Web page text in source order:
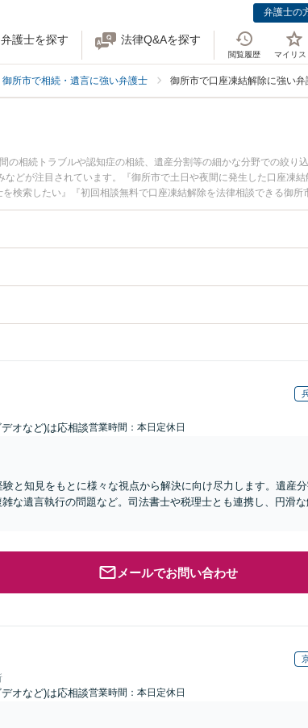
弁護士の
弁護士を探す 法律Q&Aを探す
閲覧履歴 マイリス
御所市で相続・遺言に強い弁護士 御所市で口座凍結解除に強い弁
相続トラブルや認知症の相続、遺産分割等の細かな分野での絞り
どが注目されています。『御所市で土日や夜間に発生した口座凍結
検索したい』『初回相談無料で口座凍結解除を法律相談できる御所
オなど)は応相談営業時間：本日定休日
と知見をもとに様々な視点から解決に向け尽力します。遺産
な遺言執行の問題など。司法書士や税理士とも連携し、円滑
メールでお問い合わせ
オなど)は応相談営業時間：本日定休日